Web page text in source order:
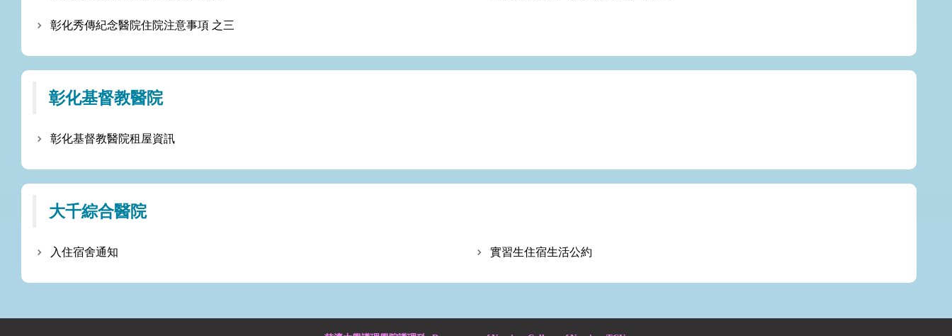
彰化秀傳紀念醫院住院注意事項 之三
彰化基督教醫院
彰化基督教醫院租屋資訊
大千綜合醫院
入住宿舍通知 實習生住宿生活公約